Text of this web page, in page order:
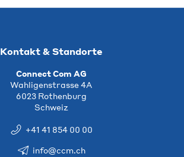
Kontakt & Standorte
Connect Com AG
Wahligenstrasse 4A
6023 Rothenburg
Schweiz
+41 41 854 00 00
info@ccm.ch